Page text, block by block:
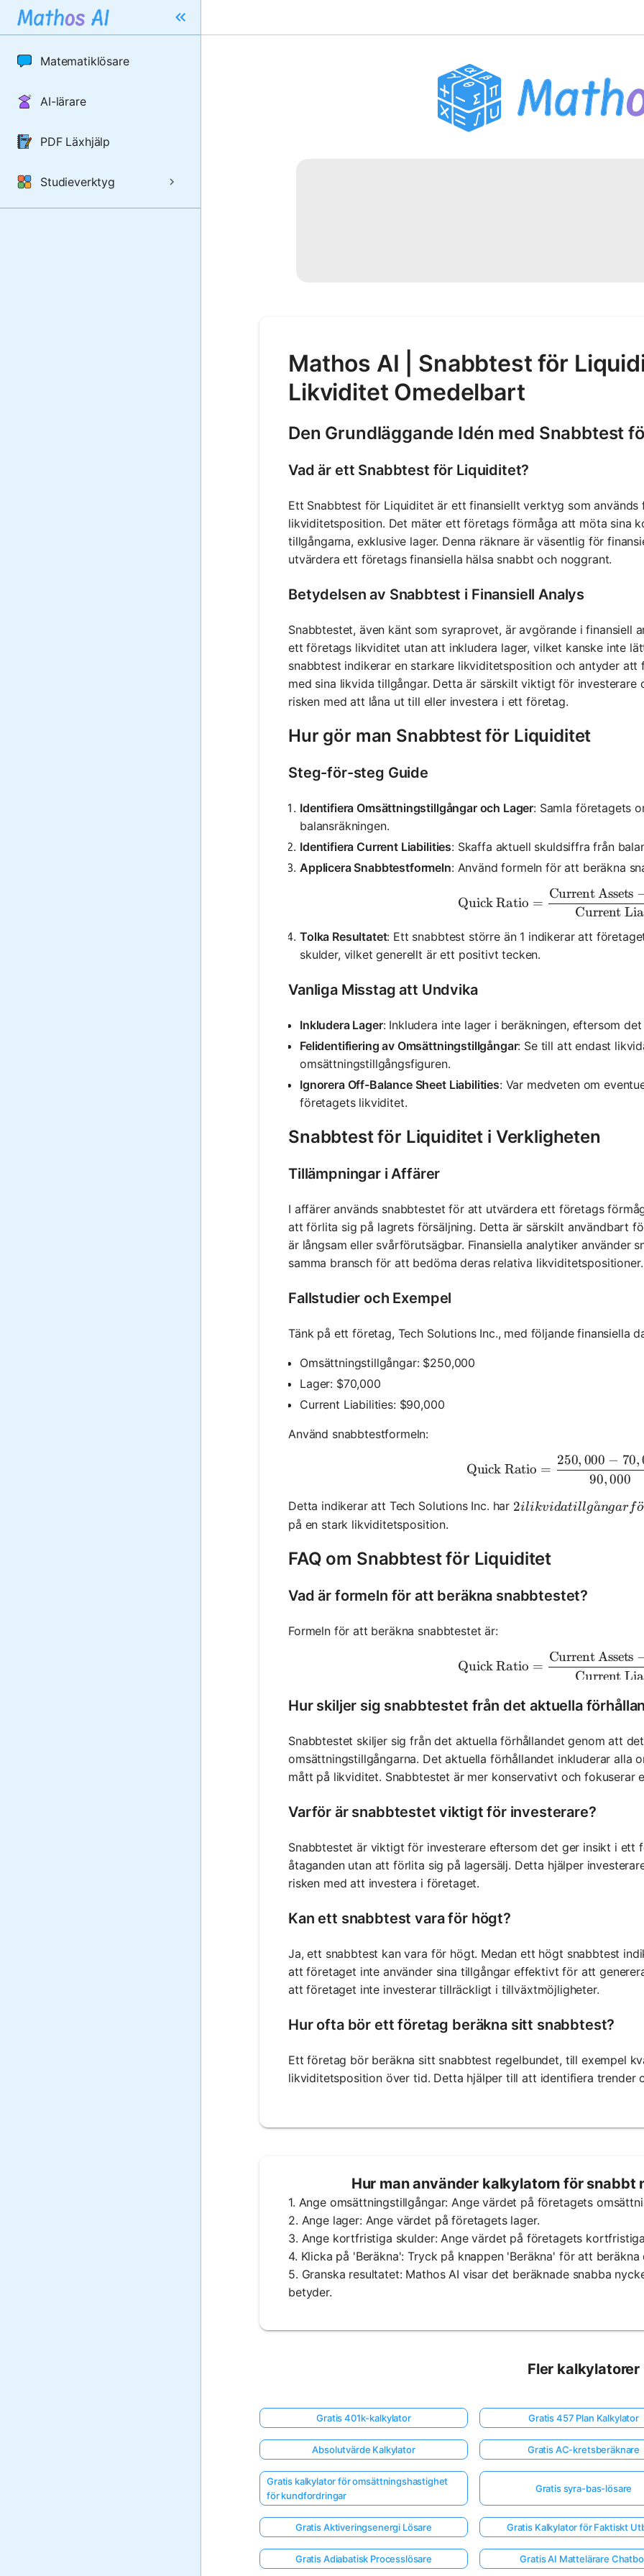
Matematiklösare
AI-lärare
PDF Läxhjälp
Studieverktyg
Mathos AI | Snabbtest för
Likviditet Omedelbart
Den Grundläggande Idén med Snabbtest
Vad är ett Snabbtest för Liquiditet?
Ett Snabbtest för Liquiditet är ett finansiellt verktyg som
likviditetsposition. Det mäter ett företags förmåga att möta sina
tillgångarna, exklusive lager. Denna räknare är väsentlig för
utvärdera ett företags finansiella hälsa snabbt och noggrant.
Betydelsen av Snabbtest i Finansiell Analys
Snabbtestet, även känt som syraprovet, är avgörande i finansiell
ett företags likviditet utan att inkludera lager, vilket kanske inte
snabbtest indikerar en starkare likviditetsposition och antyder
med sina likvida tillgångar. Detta är särskilt viktigt för investerare
risken med att låna ut till eller investera i ett företag.
Hur gör man Snabbtest för Liquiditet
Steg-för-steg Guide
Identifiera Omsättningstillgångar och Lager: Samla företagets
balansräkningen.
Identifiera Current Liabilities: Skaffa aktuell skuldsiffra från
Applicera Snabbtestformeln: Använd formeln för att beräkna
Quick Ratio =
Current
Current Assets
Tolka Resultatet: Ett snabbtest större än 1 indikerar att
skulder, vilket generellt är ett positivt tecken.
Vanliga Misstag att Undvika
Inkludera Lager: Inkludera inte lager i beräkningen, eftersom
Felidentifiering av Omsättningstillgångar: Se till att endast
omsättningstillgångsfiguren.
Ignorera Off-Balance Sheet Liabilities: Var medveten om
företagets likviditet.
Snabbtest för Liquiditet i Verkligheten
Tillämpningar i Affärer
I affärer används snabbtestet för att utvärdera ett företags
att förlita sig på lagrets försäljning. Detta är särskilt användbart
är långsam eller svårförutsägbar. Finansiella analytiker använder
samma bransch för att bedöma deras relativa likviditetspositioner.
Fallstudier och Exempel
Tänk på ett företag, Tech Solutions Inc., med följande finansiella
Omsättningstillgångar: $250,000
Lager: $70,000
Current Liabilities: $90,000
Använd snabbtestformeln:
Quick Ratio =
90,000
250, 000 − 70,
Detta indikerar att Tech Solutions Inc. har 2 i likvida tillgångar
2ilikvidatillga
˚ngar fo
¨
på en stark likviditetsposition.
FAQ om Snabbtest för Liquiditet
Vad är formeln för att beräkna snabbtestet?
Formeln för att beräkna snabbtestet är:
Quick Ratio =
Current
Current Assets
Hur skiljer sig snabbtestet från det aktuella
Snabbtestet skiljer sig från det aktuella förhållandet genom att
omsättningstillgångarna. Det aktuella förhållandet inkluderar alla
mått på likviditet. Snabbtestet är mer konservativt och fokuserar
Varför är snabbtestet viktigt för investerare?
Snabbtestet är viktigt för investerare eftersom det ger insikt i
åtaganden utan att förlita sig på lagersälj. Detta hjälper
risken med att investera i företaget.
Kan ett snabbtest vara för högt?
Ja, ett snabbtest kan vara för högt. Medan ett högt snabbtest
att företaget inte använder sina tillgångar effektivt för att
att företaget inte investerar tillräckligt i tillväxtmöjligheter.
Hur ofta bör ett företag beräkna sitt snabbtest?
Ett företag bör beräkna sitt snabbtest regelbundet, till exempel
likviditetsposition över tid. Detta hjälper till att identifiera trender
Hur man använder kalkylatorn för snabbt
1. Ange omsättningstillgångar: Ange värdet på företagets
2. Ange lager: Ange värdet på företagets lager.
3. Ange kortfristiga skulder: Ange värdet på företagets
4. Klicka på 'Beräkna': Tryck på knappen 'Beräkna' för att
5. Granska resultatet: Mathos AI visar det beräknade snabba
betyder.
Fler kalkylatorer
Gratis 401k-kalkylator Gratis 457 Plan Kalkylator
Absolutvärde Kalkylator Gratis AC-kretsberäknare
Gratis kalkylator för omsättningshastighet
för kundfordringar
Gratis syra-bas-lösare
Gratis Aktiveringsenergi Lösare Gratis Kalkylator för Faktiskt
Gratis Adiabatisk Processlösare Gratis AI Mattelärare